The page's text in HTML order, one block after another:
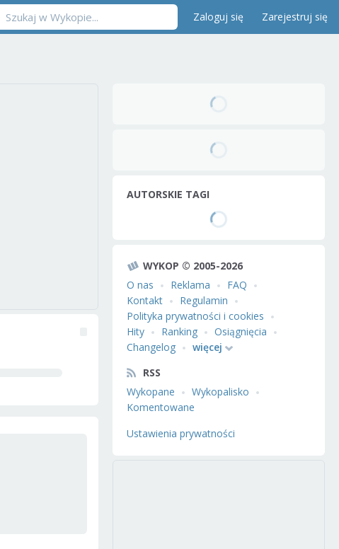
Zaloguj się Zarejestruj się
AUTORSKIE TAGI
WYKOP © 2005-2026
O nas
Reklama
FAQ
Kontakt
Regulamin
Polityka prywatności i cookies
Hity
Ranking
Osiągnięcia
Changelog
więcej
RSS
Wykopane
Wykopalisko
Komentowane
Ustawienia prywatności